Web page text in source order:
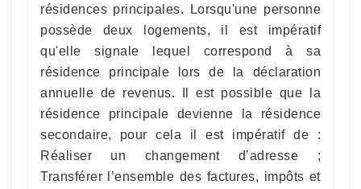
résidences principales. Lorsqu'une personne
possède deux logements, il est impératif
qu'elle signale lequel correspond à sa
résidence principale lors de la déclaration
annuelle de revenus. Il est possible que la
résidence principale devienne la résidence
secondaire, pour cela il est impératif de :
Réaliser un changement d’adresse ;
Transférer l’ensemble des factures, impôts et